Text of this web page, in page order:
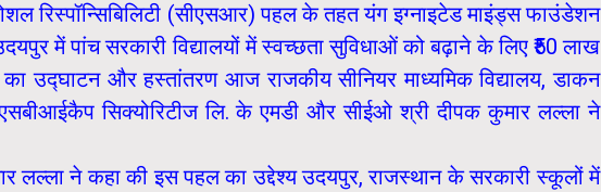
रिस्पॉन्सिबिलिटी (सीएसआर) पहल के तहत यंग इग्नाइटेड माइंड्स फाउंडेशन
में पांच सरकारी विद्यालयों में स्वच्छता सुविधाओं को बढ़ाने के लिए ₹50 लाख
उद्घाटन और हस्तांतरण आज राजकीय सीनियर माध्यमिक विद्यालय, डाकन
सिक्योरिटीज लि. के एमडी और सीईओ श्री दीपक कुमार लल्ला ने
ने कहा की इस पहल का उद्देश्य उदयपुर, राजस्थान के सरकारी स्कूलों में